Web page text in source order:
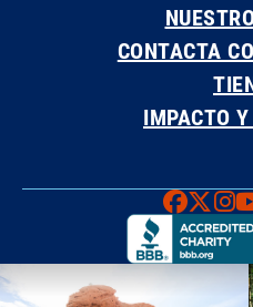
CONTACTA
IMPACTO
X